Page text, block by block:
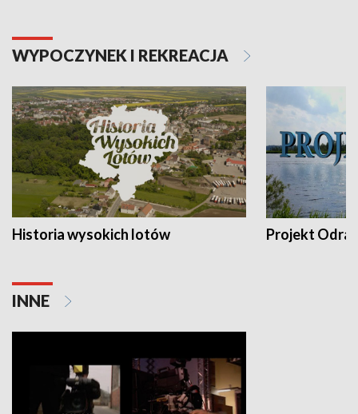
WYPOCZYNEK I REKREACJA
Historia wysokich lotów Projekt Odra
INNE